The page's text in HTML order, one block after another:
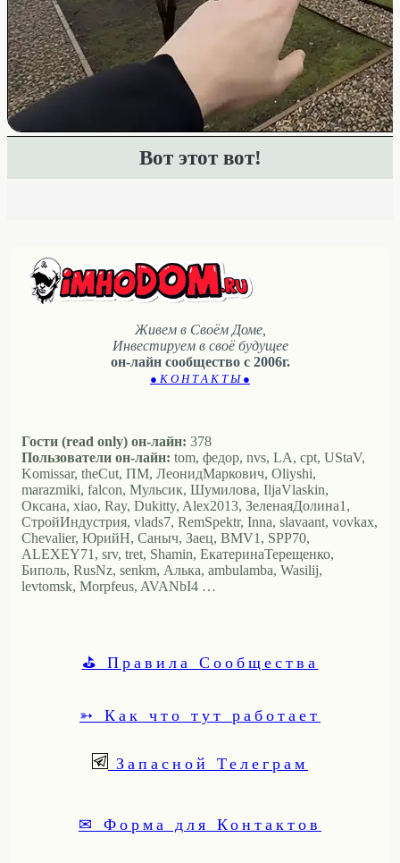
Вот этот вот!
Живем в Своём Доме,
Инвестируем в своё будущее
он-лайн сообщество с 2006г.
● К О Н Т А К Т Ы ●
Гости (read only) он-лайн: 378
Пользователи он-лайн: tom, федор, nvs, LA, cpt, UStaV,
Komissar, theCut, ПМ, ЛеонидМаркович, Oliyshi,
marazmiki, falcon, Мульсик, Шумилова, IljaVlaskin,
Оксана, xiao, Ray, Dukitty, Alex2013, ЗеленаяДолина1,
СтройИндустрия, vlads7, RemSpektr, Inna, slavaant, vovkax,
Chevalier, ЮрийН, Саныч, Заец, BMV1, SPP70,
ALEXEY71, srv, tret, Shamin, ЕкатеринаТерещенко,
Биполь, RusNz, senkm, Алька, ambulamba, Wasilij,
levtomsk, Morpfeus, AVANbI4 …
⛳ Правила Сообщества
➳ Как что тут работает
Запасной Телеграм
✉ Форма для Контактов